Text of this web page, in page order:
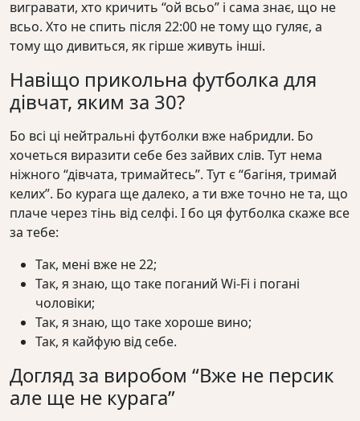
вигравати, хто кричить “ой всьо” і сама знає, що не
всьо. Хто не спить після 22:00 не тому що гуляє, а
тому що дивиться, як гірше живуть інші.
Навіщо прикольна футболка для
дівчат, яким за 30?
Бо всі ці нейтральні футболки вже набридли. Бо
хочеться виразити себе без зайвих слів. Тут нема
ніжного “дівчата, тримайтесь”. Тут є “багіня, тримай
келих”. Бо курага ще далеко, а ти вже точно не та, що
плаче через тінь від селфі. І бо ця футболка скаже все
за тебе:
Так, мені вже не 22;
Так, я знаю, що таке поганий Wi-Fi і погані
чоловіки;
Так, я знаю, що таке хороше вино;
Так, я кайфую від себе.
Догляд за виробом “Вже не персик
але ще не курага”